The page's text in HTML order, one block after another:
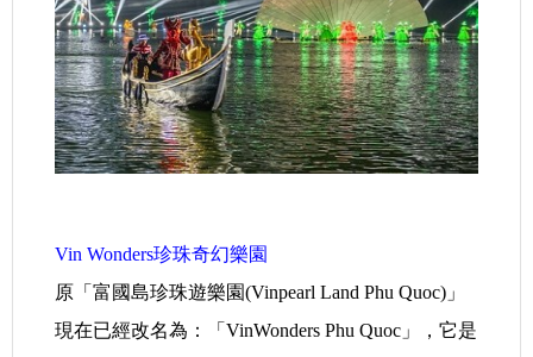
Vin Wonders珍珠奇幻樂園
原「富國島珍珠遊樂園(Vinpearl Land Phu Quoc)」
現在已經改名為：「VinWonders Phu Quoc」，它是